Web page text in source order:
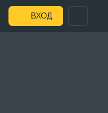
ВХОД